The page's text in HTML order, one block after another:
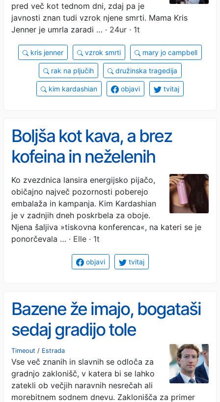
pred več kot tednom dni, zdaj pa je
javnosti znan tudi vzrok njene smrti. Mama Kris
Jenner je umrla zaradi … · 24ur · 1t
kris jenner vzrok smrti mary jo campbell
rak na pljučih družinska tragedija
kim kardashian objavi tvitaj
Boljša kot kava, a brez
kofeina in neželenih
stranskih učinkov: Ne
boste verjeli, kdo stoji za to
inovativno energijsko
pijačo
Ko zvezdnica lansira energijsko pijačo,
običajno največ pozornosti poberejo
embalaža in kampanja. Kim Kardashian
je v zadnjih dneh poskrbela za oboje.
Njena šaljiva »tiskovna konferenca«, na kateri se je
ponorčevala … · Elle · 1t
objavi tvitaj
Bazene že imajo, bogataši
sedaj gradijo tole
Timeout / Estrada
Vse več znanih in slavnih se odloča za
gradnjo zaklonišč, v katera bi se lahko
zatekli ob večjih naravnih nesrečah ali
morebitnem sodnem dnevu. Zaklonišča za primer